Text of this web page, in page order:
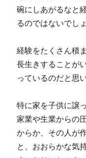
碗にしあがるなと
るのではないでし
経験をたくさん積
長生きすることが
っているのだと思
特に家を子供に譲
家業や生業からの
からか、その人が
と、おおらかな気